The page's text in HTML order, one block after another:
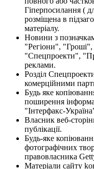
Гіперпосилання (
розміщена в
матеріалу.
Новини з
"Регіони",
"Спецпроекти",
реклами.
Розділ
комерційними
Будь яке
поширення
"Інтерфакс-
Власник веб-
публікації.
Будь-яке
фотографічних
правовласника
Матеріали сайту